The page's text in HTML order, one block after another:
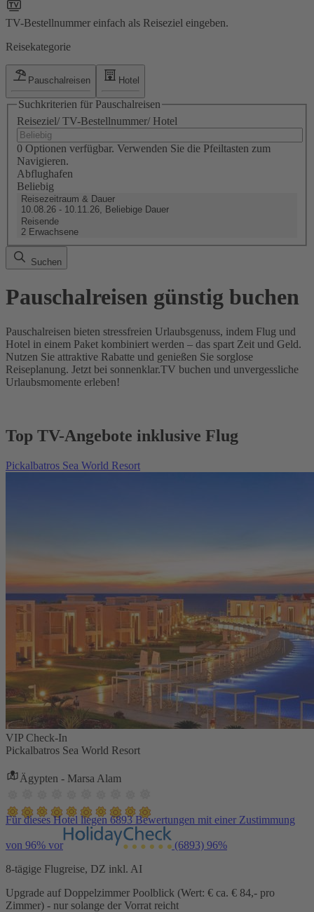
TV-Bestellnummer einfach als Reiseziel eingeben.
Reisekategorie
Pauschalreisen Hotel
Suchkriterien für Pauschalreisen
Reiseziel/ TV-Bestellnummer/ Hotel
0 Optionen verfügbar. Verwenden Sie die Pfeiltasten zum
Navigieren.
Abflughafen
Beliebig
Reisezeitraum & Dauer
10.08.26 - 10.11.26, Beliebige Dauer
Reisende
2 Erwachsene
Suchen
Pauschalreisen günstig buchen
Pauschalreisen bieten stressfreien Urlaubsgenuss, indem Flug und
Hotel in einem Paket kombiniert werden – das spart Zeit und Geld.
Nutzen Sie attraktive Rabatte und genießen Sie sorglose
Reiseplanung. Jetzt bei sonnenklar.TV buchen und unvergessliche
Urlaubsmomente erleben!
Top TV-Angebote inklusive Flug
Pickalbatros Sea World Resort
VIP Check-In
Pickalbatros Sea World Resort
Ägypten - Marsa Alam
Für dieses Hotel liegen 6893 Bewertungen mit einer Zustimmung
von 96% vor (6893) 96%
8-tägige Flugreise, DZ inkl. AI
Upgrade auf Doppelzimmer Poolblick (Wert: € ca. € 84,- pro
Zimmer) - nur solange der Vorrat reicht